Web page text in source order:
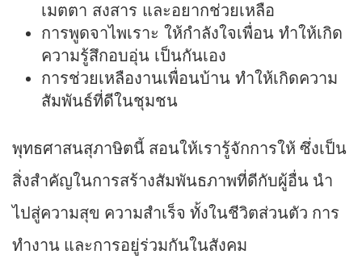
เมตตา สงสาร และอยากช่วยเหลือ
การพูดจาไพเราะ ให้กำลังใจเพื่อน ทำให้เกิด
ความรู้สึกอบอุ่น เป็นกันเอง
การช่วยเหลืองานเพื่อนบ้าน ทำให้เกิดความ
สัมพันธ์ที่ดีในชุมชน
พุทธศาสนสุภาษิตนี้ สอนให้เรารู้จักการให้ ซึ่งเป็น
สิ่งสำคัญในการสร้างสัมพันธภาพที่ดีกับผู้อื่น นำ
ไปสู่ความสุข ความสำเร็จ ทั้งในชีวิตส่วนตัว การ
ทำงาน และการอยู่ร่วมกันในสังคม